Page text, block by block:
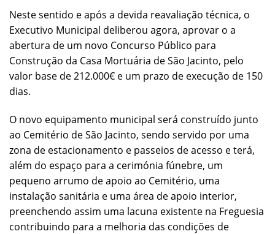
Neste sentido e após a devida reavaliação técnica, o
Executivo Municipal deliberou agora, aprovar o a
abertura de um novo Concurso Público para
Construção da Casa Mortuária de São Jacinto, pelo
valor base de 212.000€ e um prazo de execução de 150
dias.
O novo equipamento municipal será construído junto
ao Cemitério de São Jacinto, sendo servido por uma
zona de estacionamento e passeios de acesso e terá,
além do espaço para a cerimónia fúnebre, um
pequeno arrumo de apoio ao Cemitério, uma
instalação sanitária e uma área de apoio interior,
preenchendo assim uma lacuna existente na Freguesia
contribuindo para a melhoria das condições de